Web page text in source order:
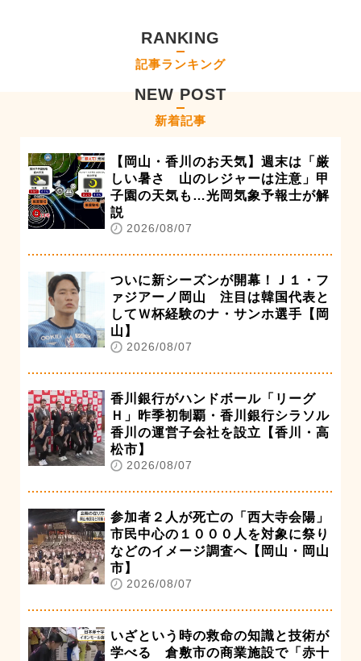
RANKING
記事ランキング
NEW POST
新着記事
【岡山・香川のお天気】週末は「厳
しい暑さ 山のレジャーは注意」甲
子園の天気も…光岡気象予報士が解
説
2026/08/07
ついに新シーズンが開幕！Ｊ１・フ
ァジアーノ岡山 注目は韓国代表と
してＷ杯経験のナ・サンホ選手【岡
山】
2026/08/07
香川銀行がハンドボール「リーグ
Ｈ」昨季初制覇・香川銀行シラソル
香川の運営子会社を設立【香川・高
松市】
2026/08/07
参加者２人が死亡の「西大寺会陽」
市民中心の１０００人を対象に祭り
などのイメージ調査へ【岡山・岡山
市】
2026/08/07
いざという時の救命の知識と技術が
学べる 倉敷市の商業施設で「赤十